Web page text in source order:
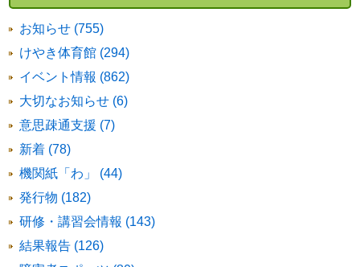
お知らせ (755)
けやき体育館 (294)
イベント情報 (862)
大切なお知らせ (6)
意思疎通支援 (7)
新着 (78)
機関紙「わ」 (44)
発行物 (182)
研修・講習会情報 (143)
結果報告 (126)